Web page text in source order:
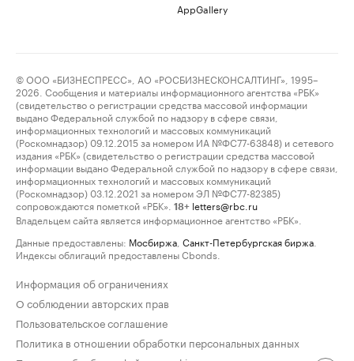
AppGallery
© ООО «БИЗНЕСПРЕСС», АО «РОСБИЗНЕСКОНСАЛТИНГ», 1995–
2026. Сообщения и материалы информационного агентства «РБК»
(свидетельство о регистрации средства массовой информации
выдано Федеральной службой по надзору в сфере связи,
информационных технологий и массовых коммуникаций
(Роскомнадзор) 09.12.2015 за номером ИА №ФС77-63848) и сетевого
издания «РБК» (свидетельство о регистрации средства массовой
информации выдано Федеральной службой по надзору в сфере связи,
информационных технологий и массовых коммуникаций
(Роскомнадзор) 03.12.2021 за номером ЭЛ №ФС77-82385)
сопровождаются пометкой «РБК».
18+ letters@rbc.ru
Владельцем сайта является информационное агентство «РБК».
Данные предоставлены: Мосбиржа Санкт-Петербургская биржа
Индексы облигаций предоставлены Cbonds.
Информация об ограничениях
О соблюдении авторских прав
Пользовательское соглашение
Политика в отношении обработки персональных данных